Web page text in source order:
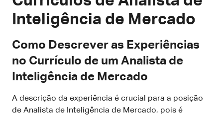
Inteligência de Mercado
Como Descrever as Experiências
no Currículo de um Analista de
Inteligência de Mercado
A descrição da experiência é crucial para a posição
de Analista de Inteligência de Mercado, pois é